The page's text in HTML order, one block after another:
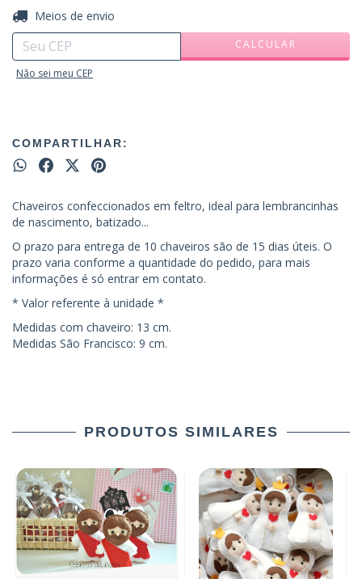
Entregas para o CEP:
Meios de envio
CALCULAR
Não sei meu CEP
COMPARTILHAR:
Chaveiros confeccionados em feltro, ideal para lembrancinhas
de nascimento, batizado...
O prazo para entrega de 10 chaveiros são de 15 dias úteis. O
prazo varia conforme a quantidade do pedido, para mais
informações é só entrar em contato.
* Valor referente à unidade *
Medidas com chaveiro: 13 cm.
Medidas São Francisco: 9 cm.
PRODUTOS SIMILARES